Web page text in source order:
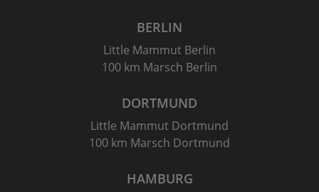
BERLIN
Little Mammut Berlin
100 km Marsch Berlin
DORTMUND
Little Mammut Dortmund
100 km Marsch Dortmund
HAMBURG